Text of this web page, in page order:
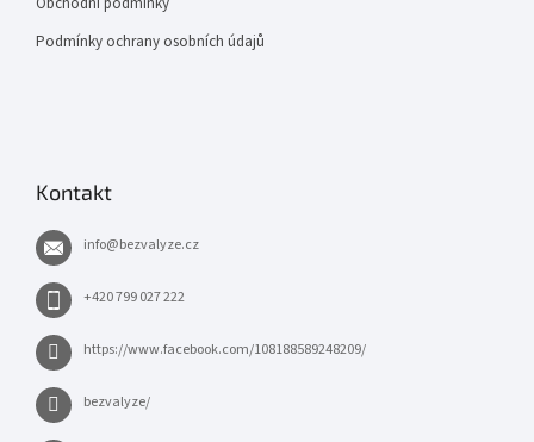
Podmínky ochrany osobních údajů
Kontakt
info@bezvalyze.cz
+420 799 027 222
https://www.facebook.com/108188589248209/
bezvalyze/